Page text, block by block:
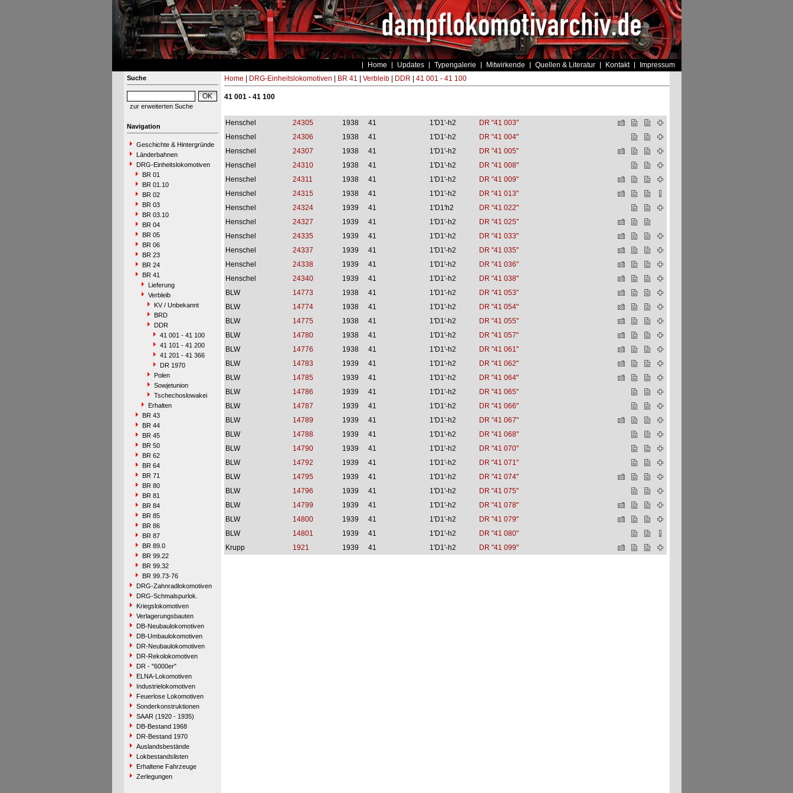
Home Updates Typengalerie Mitwirkende Quellen & Literatur Kontakt Impressum
Suche
zur erweiterten Suche
Navigation
Geschichte & Hintergründe
Länderbahnen
DRG-Einheitslokomotiven
BR 01
BR 01.10
BR 02
BR 03
BR 03.10
BR 04
BR 05
BR 06
BR 23
BR 24
BR 41
Lieferung
Verbleib
KV / Unbekannt
BRD
DDR
41 001 - 41 100
41 101 - 41 200
41 201 - 41 366
DR 1970
Polen
Sowjetunion
Tschechoslowakei
Erhalten
BR 43
BR 44
BR 45
BR 50
BR 62
BR 64
BR 71
BR 80
BR 81
BR 84
BR 85
BR 86
BR 87
BR 89.0
BR 99.22
BR 99.32
BR 99.73-76
DRG-Zahnradlokomotiven
DRG-Schmalspurlok.
Kriegslokomotiven
Verlagerungsbauten
DB-Neubaulokomotiven
DB-Umbaulokomotiven
DR-Neubaulokomotiven
DR-Rekolokomotiven
DR - "6000er"
ELNA-Lokomotiven
Industrielokomotiven
Feuerlose Lokomotiven
Sonderkonstruktionen
SAAR (1920 - 1935)
DB-Bestand 1968
DR-Bestand 1970
Auslandsbestände
Lokbestandslisten
Erhaltene Fahrzeuge
Zerlegungen
Home DRG-Einheitslokomotiven BR 41 Verbleib| DDR 41 001 - 41 100
41 001 - 41 100
Henschel 24305 1938 41 1'D1'-h2
DR "41 003"
Henschel
24306 1938 41 1'D1'-h2
DR "41 004"
Henschel
24307 1938 41 1'D1'-h2
DR "41 005"
Henschel
24310 1938 41 1'D1'-h2
DR "41 008"
Henschel
24311 1938 41 1'D1'-h2
DR "41 009"
Henschel
24315 1938 41 1'D1'-h2
DR "41 013"
Henschel
24324 1939 41 1'D1'h2
DR "41 022"
Henschel
24327 1939 41 1'D1'-h2
DR "41 025"
Henschel
24335 1939 41 1'D1'-h2
DR "41 033"
Henschel
24337 1939 41 1'D1'-h2
DR "41 035"
Henschel
24338 1939 41 1'D1'-h2
DR "41 036"
Henschel
24340 1939 41 1'D1'-h2
DR "41 038"
BLW
14773 1938 41 1'D1'-h2
DR "41 053"
BLW
14774 1938 41 1'D1'-h2
DR "41 054"
BLW
14775 1938 41 1'D1'-h2
DR "41 055"
BLW
14780 1938 41 1'D1'-h2
DR "41 057"
BLW
14776 1938 41 1'D1'-h2
DR "41 061"
BLW
14783 1939 41 1'D1'-h2
DR "41 062"
BLW
14785 1939 41 1'D1'-h2
DR "41 064"
BLW
14786 1939 41 1'D1'-h2
DR "41 065"
BLW
14787 1939 41 1'D1'-h2
DR "41 066"
BLW
14789 1939 41 1'D1'-h2
DR "41 067"
BLW
14788 1939 41 1'D1'-h2
DR "41 068"
BLW
14790 1939 41 1'D1'-h2
DR "41 070"
BLW
14792 1939 41 1'D1'-h2
DR "41 071"
BLW
14795 1939 41 1'D1'-h2
DR "41 074"
BLW
14796 1939 41 1'D1'-h2
DR "41 075"
BLW
14799 1939 41 1'D1'-h2
DR "41 078"
BLW
14800 1939 41 1'D1'-h2
DR "41 079"
BLW
14801 1939 41 1'D1'-h2
DR "41 080"
Krupp
1921 1939 41 1'D1'-h2 DR "41 099"